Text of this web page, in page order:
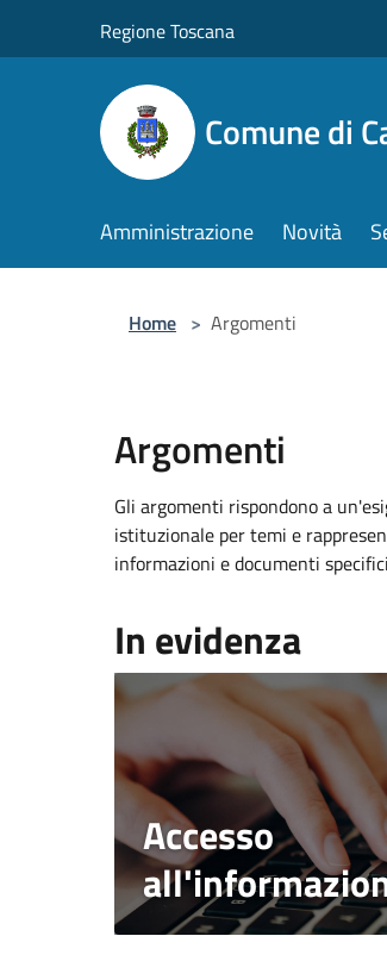
Regione Toscana
Comune di
Amministrazione Novità
Home > Argomenti
Argomenti
Gli argomenti rispondono a
istituzionale per temi e
informazioni e documenti
In evidenza
Accesso